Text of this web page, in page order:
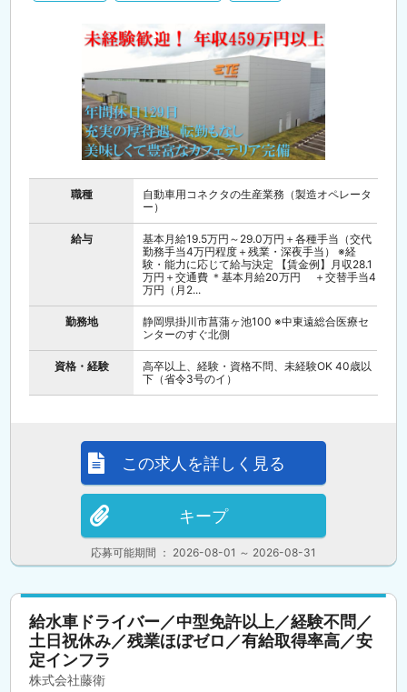
職種
自動車用コネクタの生産業務（製造オペレータ
ー）
給与
基本月給19.5万円～29.0万円＋各種手当（交代
勤務手当4万円程度＋残業・深夜手当） ※経
験・能力に応じて給与決定 【賃金例】月収28.1
万円＋交通費 ＊基本月給20万円 ＋交替手当4
万円（月2...
勤務地
静岡県掛川市菖蒲ヶ池100 ※中東遠総合医療セ
ンターのすぐ北側
資格・経験
高卒以上、経験・資格不問、未経験OK 40歳以
下（省令3号のイ）
応募可能期間 ： 2026-08-01 ～ 2026-08-31
この求人を詳しく見る
キープ
給水車ドライバー／中型免許以上／経験不問／
土日祝休み／残業ほぼゼロ／有給取得率高／安
定インフラ
株式会社藤衛